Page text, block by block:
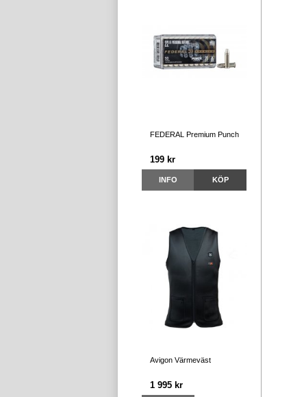
FEDERAL Premium Punch
199 kr
INFO KÖP
Avigon Värmeväst
1 995 kr